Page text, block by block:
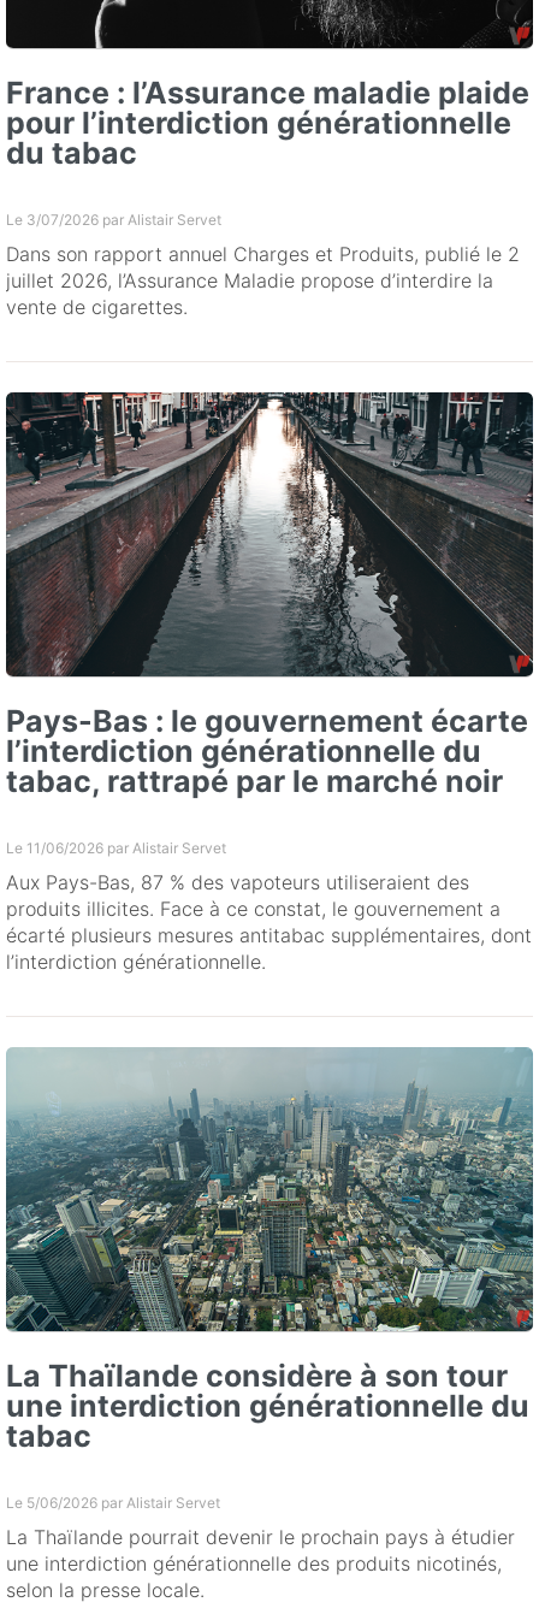
France : l’Assurance maladie plaide
pour l’interdiction générationnelle
du tabac
Le 3/07/2026 par Alistair Servet
Dans son rapport annuel Charges et Produits, publié le 2
juillet 2026, l’Assurance Maladie propose d’interdire la
vente de cigarettes.
Pays-Bas : le gouvernement écarte
l’interdiction générationnelle du
tabac, rattrapé par le marché noir
Le 11/06/2026 par Alistair Servet
Aux Pays-Bas, 87 % des vapoteurs utiliseraient des
produits illicites. Face à ce constat, le gouvernement a
écarté plusieurs mesures antitabac supplémentaires, dont
l’interdiction générationnelle.
La Thaïlande considère à son tour
une interdiction générationnelle du
tabac
Le 5/06/2026 par Alistair Servet
La Thaïlande pourrait devenir le prochain pays à étudier
une interdiction générationnelle des produits nicotinés,
selon la presse locale.